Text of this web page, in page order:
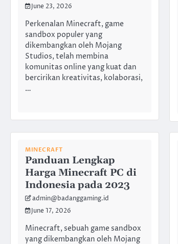
June 23, 2026
Perkenalan Minecraft, game
sandbox populer yang
dikembangkan oleh Mojang
Studios, telah membina
komunitas online yang kuat dan
bercirikan kreativitas, kolaborasi,
…
MINECRAFT
Panduan Lengkap
Harga Minecraft PC di
Indonesia pada 2023
admin@badanggaming.id
June 17, 2026
Minecraft, sebuah game sandbox
yang dikembangkan oleh Mojang